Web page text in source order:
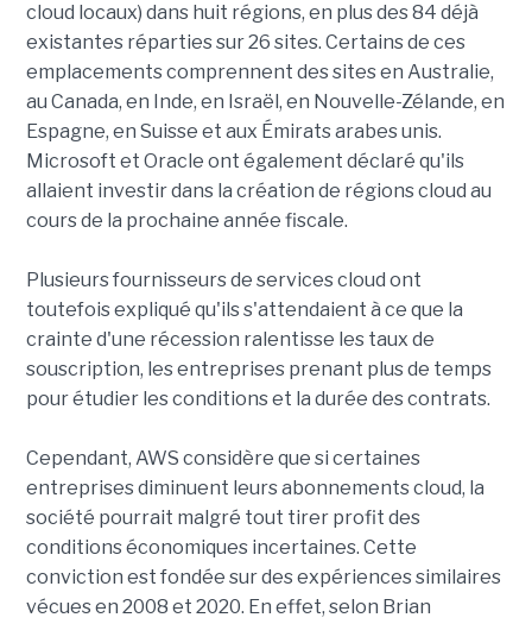
cloud locaux) dans huit régions, en plus des 84 déjà
existantes réparties sur 26 sites. Certains de ces
emplacements comprennent des sites en Australie,
au Canada, en Inde, en Israël, en Nouvelle-Zélande, en
Espagne, en Suisse et aux Émirats arabes unis.
Microsoft et Oracle ont également déclaré qu'ils
allaient investir dans la création de régions cloud au
cours de la prochaine année fiscale.
Plusieurs fournisseurs de services cloud ont
toutefois expliqué qu'ils s'attendaient à ce que la
crainte d'une récession ralentisse les taux de
souscription, les entreprises prenant plus de temps
pour étudier les conditions et la durée des contrats.
Cependant, AWS considère que si certaines
entreprises diminuent leurs abonnements cloud, la
société pourrait malgré tout tirer profit des
conditions économiques incertaines. Cette
conviction est fondée sur des expériences similaires
vécues en 2008 et 2020. En effet, selon Brian